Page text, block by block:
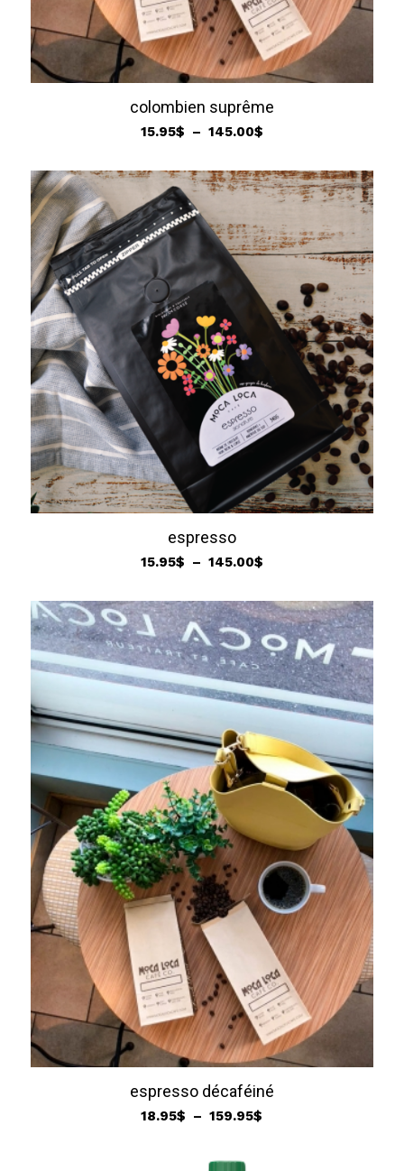
colombien suprême
15.95$ – 145.00$Plage
prix :
15.95$
145.00$
espresso
15.95$ – 145.00$Plage
prix :
15.95$
à
145.00$
espresso décaféiné
18.95$ – 159.95$